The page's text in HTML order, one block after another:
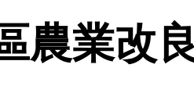
農業改